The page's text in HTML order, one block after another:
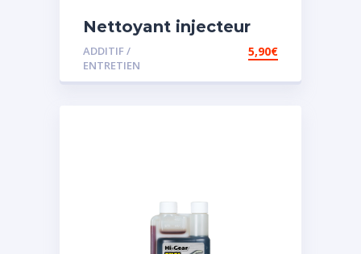
Nettoyant injecteur
diesel
ADDITIF /
ENTRETIEN
5,90€